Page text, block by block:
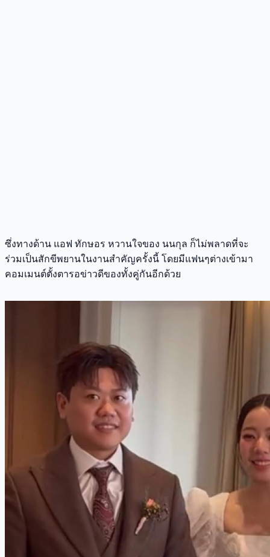
ซึ่งทางด้าน แอฟ ทักษอร หวานใจของ นนกุล ก็ไม่พลาดที่จะ
ร่วมเป็นสักขีพยานในงานสำคัญครั้งนี้ โดยมีแฟนๆต่างเข้ามา
คอมเมนต์ตั้งตารอข่าวดีของทั้งคู่กันอีกด้วย